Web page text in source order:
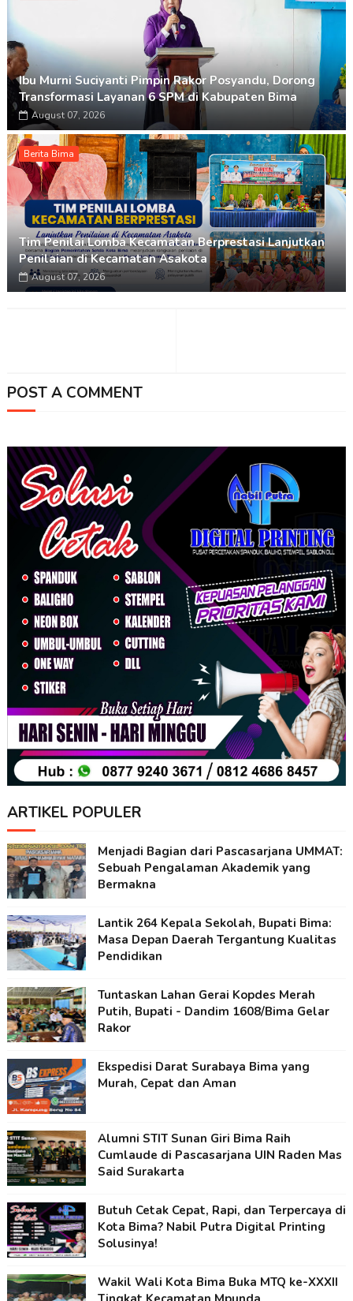
Ibu Murni Suciyanti Pimpin Rakor Posyandu, Dorong
Transformasi Layanan 6 SPM di Kabupaten Bima
August 07, 2026
Berita Bima
Tim Penilai Lomba Kecamatan Berprestasi Lanjutkan
Penilaian di Kecamatan Asakota
August 07, 2026
POST A COMMENT
ARTIKEL POPULER
Menjadi Bagian dari Pascasarjana UMMAT:
Sebuah Pengalaman Akademik yang
Bermakna
Lantik 264 Kepala Sekolah, Bupati Bima:
Masa Depan Daerah Tergantung Kualitas
Pendidikan
Tuntaskan Lahan Gerai Kopdes Merah
Putih, Bupati - Dandim 1608/Bima Gelar
Rakor
Ekspedisi Darat Surabaya Bima yang
Murah, Cepat dan Aman
Alumni STIT Sunan Giri Bima Raih
Cumlaude di Pascasarjana UIN Raden Mas
Said Surakarta
Butuh Cetak Cepat, Rapi, dan Terpercaya di
Kota Bima? Nabil Putra Digital Printing
Solusinya!
Wakil Wali Kota Bima Buka MTQ ke-XXXII